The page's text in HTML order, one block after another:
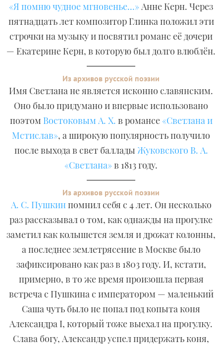
«Я помню чудное мгновенье...»Анне Керн. Через
пятнадцать лет композитор Глинка положил эти
строчки на музыку и посвятил романс её дочери
— Екатерине Керн, в которую был долго влюблён.
Из архивов русской поэзии
Имя Светлана не является исконно славянским.
Оно было придумано и впервые использовано
поэтом Востоковым А. Х. в романсе«Светлана и
Мстислав», а широкую популярность получило
после выхода в свет баллады Жуковского В. А.
«Светлана»в 1813 году.
Из архивов русской поэзии
А. С. Пушкинпомнил себя с 4 лет. Он несколько
раз рассказывал о том, как однажды на прогулке
заметил как колышется земля и дрожат колонны,
а последнее землетрясение в Москве было
зафиксировано как раз в 1803 году. И, кстати,
примерно, в то же время произошла первая
встреча с Пушкина с императором — маленький
Саша чуть было не попал под копыта коня
Александра I, который тоже выехал на прогулку.
Слава богу, Александр успел придержать коня,